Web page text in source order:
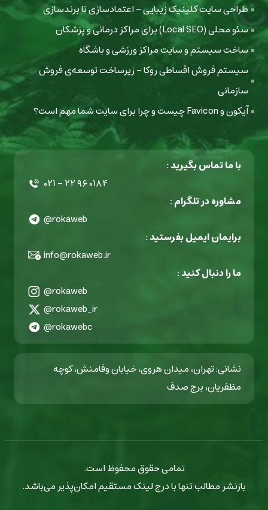
طراحی سایت کلینیک زیبایی - اعتمادسازی تا برندسازی
سئو محلی (Local SEO) برای مراکز درمانی و پزشکان
ساخت سیستم و سایت مراکز ورزشی و باشگاه
سیستم فروش اقساطی روکا - زیرساخت توسعه‌ی فروش
سازمانی
آیکون و Favicon چیست و چرا برای سایت شما مهم است؟
با ما تماس بگیرید :
۰۲۱ - ۲۲ ۹۶ ۰۱۸۴
مشاوره در تلگرام :
@rokaweb
برایمان ایمیل بفرستید :
info@rokaweb.ir
ما را دنبال کنید :
@rokaweb
@rokaweb_ir
@rokawebc
نشانی: تهران، میدان هروی، خیابان وفامنش، کوچه
مظفریان، برج صدف
تمامی حقوق محفوظ است.
بازنشر مطالب تنها با درج لینک مستقیم امکان‌پذیر می‌باشد.